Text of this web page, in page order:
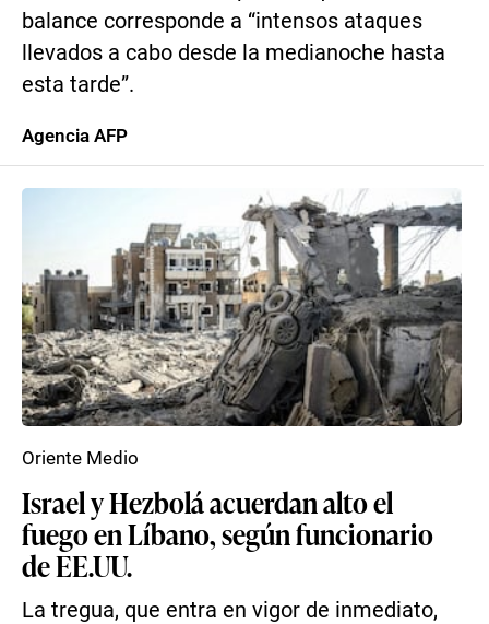
balance corresponde a “intensos ataques
llevados a cabo desde la medianoche hasta
esta tarde”.
Agencia AFP
Israel y Hezbolá acuerdan alto el
fuego en Líbano, según funcionario
de EE.UU.
La tregua, que entra en vigor de inmediato,
Oriente Medio